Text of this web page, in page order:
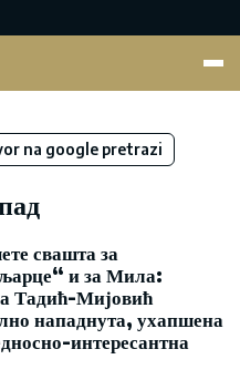
na google pretrazi
свашта за
и за Мила:
Тадић-Мијовић
нападнута, ухапшена
интересантна